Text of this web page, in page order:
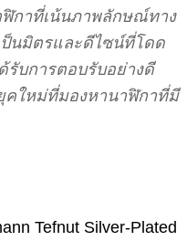
กาที่เน้นภาพลักษณ์ทาง
นมิตรและดีไซน์ที่โดด
รับการตอบรับอย่างดี
คใหม่ที่มองหานาฬิกาที่มี
Tefnut Silver-Plated